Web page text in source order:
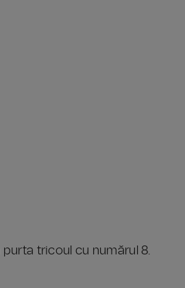
tricoul cu numărul 8.